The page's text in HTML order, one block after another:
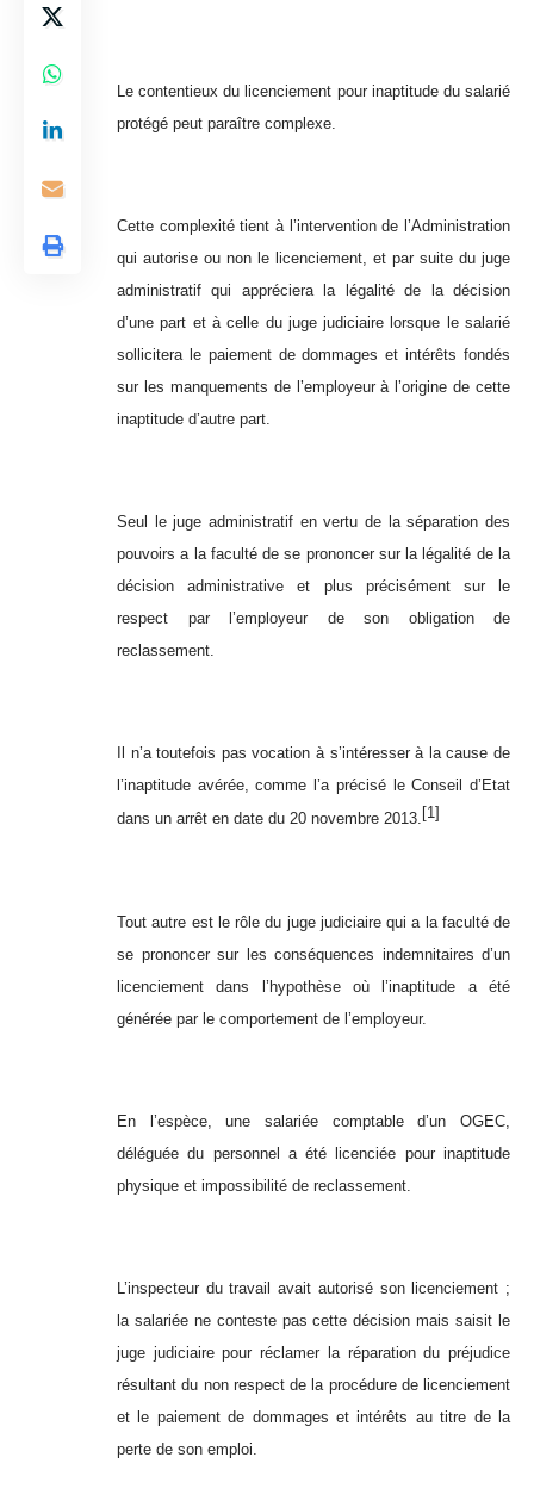
Le contentieux du licenciement pour inaptitude du salarié
protégé peut paraître complexe.
Cette complexité tient à l’intervention de l’Administration
qui autorise ou non le licenciement, et par suite du juge
administratif qui appréciera la légalité de la décision
d’une part et à celle du juge judiciaire lorsque le salarié
sollicitera le paiement de dommages et intérêts fondés
sur les manquements de l’employeur à l’origine de cette
inaptitude d’autre part.
Seul le juge administratif en vertu de la séparation des
pouvoirs a la faculté de se prononcer sur la légalité de la
décision administrative et plus précisément sur le
respect par l’employeur de son obligation de
reclassement.
Il n’a toutefois pas vocation à s’intéresser à la cause de
l’inaptitude avérée, comme l’a précisé le Conseil d’Etat
dans un arrêt en date du 20 novembre 2013. [1]
Tout autre est le rôle du juge judiciaire qui a la faculté de
se prononcer sur les conséquences indemnitaires d’un
licenciement dans l’hypothèse où l’inaptitude a été
générée par le comportement de l’employeur.
En l’espèce, une salariée comptable d’un OGEC,
déléguée du personnel a été licenciée pour inaptitude
physique et impossibilité de reclassement.
L’inspecteur du travail avait autorisé son licenciement ;
la salariée ne conteste pas cette décision mais saisit le
juge judiciaire pour réclamer la réparation du préjudice
résultant du non respect de la procédure de licenciement
et le paiement de dommages et intérêts au titre de la
perte de son emploi.